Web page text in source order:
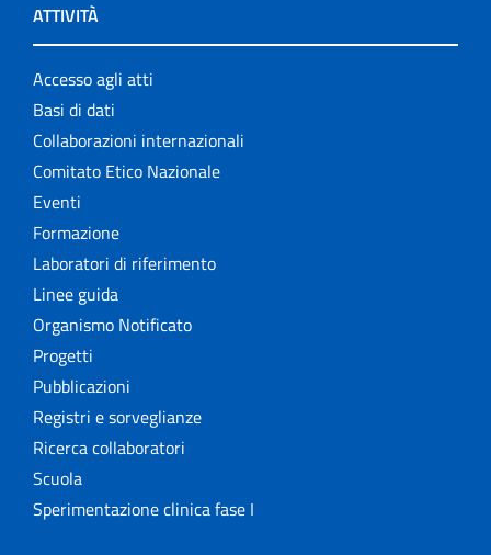
ATTIVITÀ
Accesso agli atti
Basi di dati
Collaborazioni internazionali
Comitato Etico Nazionale
Eventi
Formazione
Laboratori di riferimento
Linee guida
Organismo Notificato
Progetti
Pubblicazioni
Registri e sorveglianze
Ricerca collaboratori
Scuola
Sperimentazione clinica fase I